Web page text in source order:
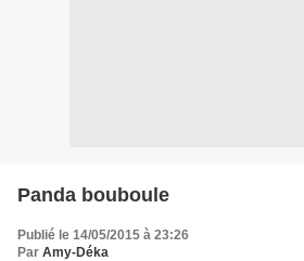
Panda bouboule
Publié le 14/05/2015 à 23:26
Par Amy-Déka